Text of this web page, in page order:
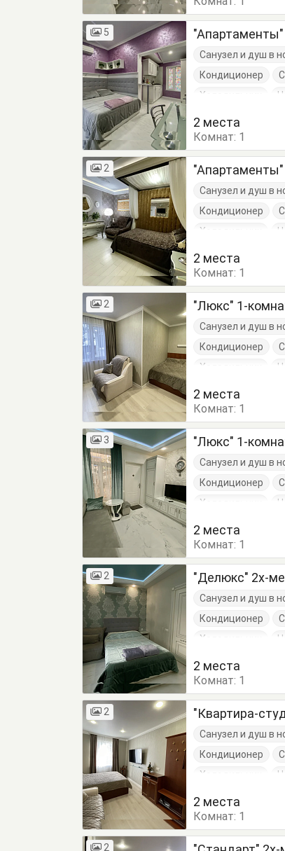
5
Санузел и душ в
Кондиционер
Холодильник
Кровать
Стулья
Шкаф
2 места
Комнат: 1
2
Санузел и душ в
Кондиционер
Холодильник
Кухонный стол
2 места
Комнат: 1
2 "Люкс" 1-
Санузел и душ в
Кондиционер
Холодильник
Кухонный стол
Стулья
Шкаф
2 места
Комнат: 1
3 "Люкс" 1-
Санузел и душ в
Кондиционер
Холодильник
Обеденный стол
2 места
Комнат: 1
2 "Делюкс" 2х-
Санузел и душ в
Кондиционер
Холодильник
Кровать
Посуда
Стулья
2 места
Комнат: 1
2 "Квартира-
Санузел и душ в
Кондиционер
Холодильник
Обеденный стол
2 места
Комнат: 1
2